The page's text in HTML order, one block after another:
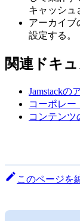
キャッシュ
アーカイブ
設定する。
関連ドキ
Jamstackの
コーポレー
コンテンツ
このページを